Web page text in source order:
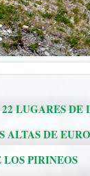
22 LUGARES DE
ALTAS DE
LOS PIRINEOS